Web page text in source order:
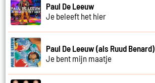
Paul De Leeuw
Je beleeft het hier
Paul De Leeuw (als Ruud Benard)
Je bent mijn maatje